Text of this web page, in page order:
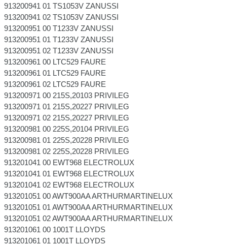
913200941 01 TS1053V ZANUSSI
913200941 02 TS1053V ZANUSSI
913200951 00 T1233V ZANUSSI
913200951 01 T1233V ZANUSSI
913200951 02 T1233V ZANUSSI
913200961 00 LTC529 FAURE
913200961 01 LTC529 FAURE
913200961 02 LTC529 FAURE
913200971 00 215S,20103 PRIVILEG
913200971 01 215S,20227 PRIVILEG
913200971 02 215S,20227 PRIVILEG
913200981 00 225S,20104 PRIVILEG
913200981 01 225S,20228 PRIVILEG
913200981 02 225S,20228 PRIVILEG
913201041 00 EWT968 ELECTROLUX
913201041 01 EWT968 ELECTROLUX
913201041 02 EWT968 ELECTROLUX
913201051 00 AWT900AA ARTHURMARTINELUX
913201051 01 AWT900AA ARTHURMARTINELUX
913201051 02 AWT900AA ARTHURMARTINELUX
913201061 00 1001T LLOYDS
913201061 01 1001T LLOYDS